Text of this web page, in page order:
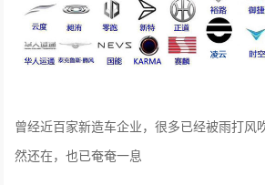
曾经近百家新造车企业，很多已经被雨打风
然还在，也已奄奄一息